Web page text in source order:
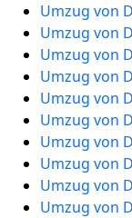
Umzug von
Umzug von
Umzug von
Umzug von
Umzug von
Umzug von
Umzug von
Umzug von
Umzug von
Umzug von